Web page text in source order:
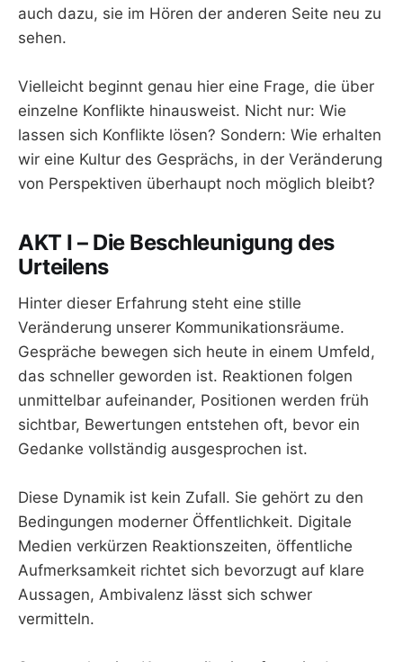
auch dazu, sie im Hören der anderen Seite neu zu
sehen.
Vielleicht beginnt genau hier eine Frage, die über
einzelne Konflikte hinausweist. Nicht nur: Wie
lassen sich Konflikte lösen? Sondern: Wie erhalten
wir eine Kultur des Gesprächs, in der Veränderung
von Perspektiven überhaupt noch möglich bleibt?
AKT I – Die Beschleunigung des
Urteilens
Hinter dieser Erfahrung steht eine stille
Veränderung unserer Kommunikationsräume.
Gespräche bewegen sich heute in einem Umfeld,
das schneller geworden ist. Reaktionen folgen
unmittelbar aufeinander, Positionen werden früh
sichtbar, Bewertungen entstehen oft, bevor ein
Gedanke vollständig ausgesprochen ist.
Diese Dynamik ist kein Zufall. Sie gehört zu den
Bedingungen moderner Öffentlichkeit. Digitale
Medien verkürzen Reaktionszeiten, öffentliche
Aufmerksamkeit richtet sich bevorzugt auf klare
Aussagen, Ambivalenz lässt sich schwer
vermitteln.